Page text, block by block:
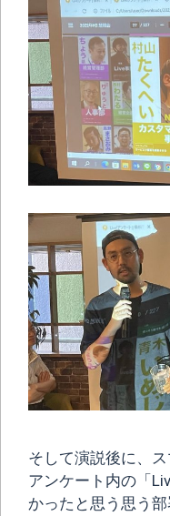
そして演説後に、
アンケート内の「
かったと思う思う部